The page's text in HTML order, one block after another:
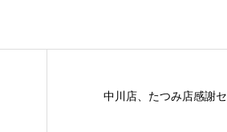
中川店、たつみ店感謝